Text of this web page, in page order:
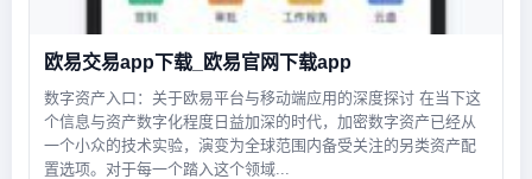
欧易交易app下载_欧易官网下载app
数字资产入口：关于欧易平台与移动端应用的深度探讨 在当下这
个信息与资产数字化程度日益加深的时代，加密数字资产已经从
一个小众的技术实验，演变为全球范围内备受关注的另类资产配
置选项。对于每一个踏入这个领域...